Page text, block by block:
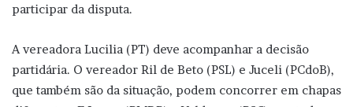
participar da disputa.
A vereadora Lucilia (PT) deve acompanhar a decisão
partidária. O vereador Ril de Beto (PSL) e Juceli (PCdoB),
que também são da situação, podem concorrer em chapas